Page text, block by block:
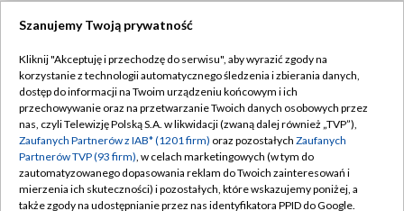
TVP
Abonament TVP
Emisja w TVP
Centrum informacji TVP
Naziemna Telewizja Cyfrowa
Regulamin TVP
Polityka prywatności
Moje zgody
Pomoc
Szanujemy Twoją prywatność
Kliknij "Akceptuję i przechodzę do serwisu", aby wyrazić zgody na
korzystanie z technologii automatycznego śledzenia i zbierania danych,
dostęp do informacji na Twoim urządzeniu końcowym i ich
przechowywanie oraz na przetwarzanie Twoich danych osobowych przez
nas, czyli Telewizję Polską S.A. w likwidacji (zwaną dalej również „TVP”),
Zaufanych Partnerów z IAB* (1201 firm) oraz pozostałych Zaufanych
Partnerów TVP (93 firm), w celach marketingowych (w tym do
zautomatyzowanego dopasowania reklam do Twoich zainteresowań i
mierzenia ich skuteczności) i pozostałych, które wskazujemy poniżej, a
także zgody na udostępnianie przez nas identyfikatora PPID do Google.